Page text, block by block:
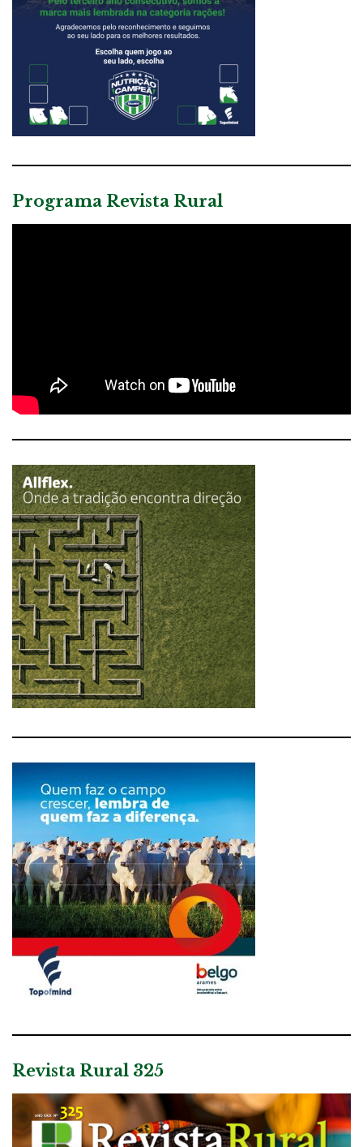
Programa Revista Rural
Revista Rural 325